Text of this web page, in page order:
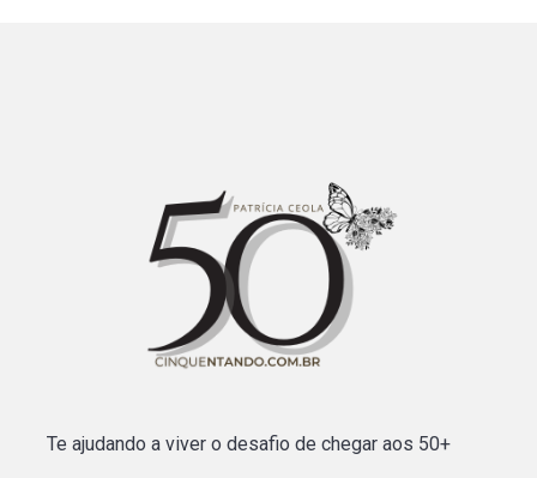
Te ajudando a viver o desafio de chegar aos 50+